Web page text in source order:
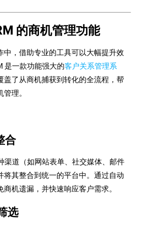
的商机管理功能
中，借助专业的工具可以大幅提升效
是一款功能强大的客户关系管理系
盖了从商机捕获到转化的全流程，帮
理。
合
渠道（如网站表单、社交媒体、邮件
将其整合到统一的平台中。通过自动
机遗漏，并快速响应客户需求。
选